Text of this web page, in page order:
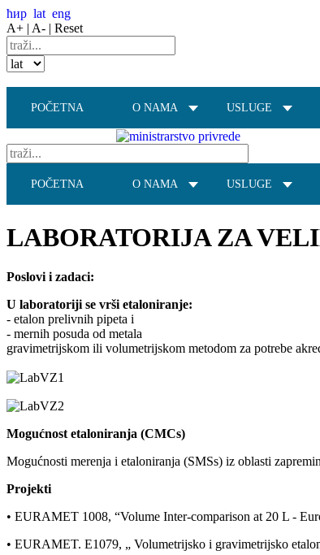
ћир lat eng
A+ | A- | Reset
POČETNA O NAMA USLUGE
POČETNA O NAMA USLUGE
LABORATORIJA ZA
Poslovi i zadaci:
U laboratoriji se vrši etaloniranje:
- etalon prelivnih pipeta i
- mernih posuda od metala
gravimetrijskom ili volumetrijskom metodom za potrebe
Mogućnost etaloniranja (CMCs)
Mogućnosti merenja i etaloniranja (SMSs) iz oblasti
Projekti
• EURAMET 1008, “Volume Inter-comparison at 20 L -
• EURAMET. E1079, „ Volumetrijsko i gravimetrijsko